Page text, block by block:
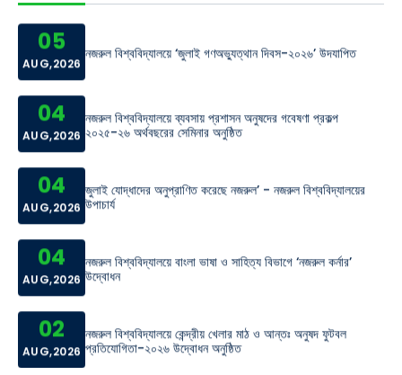
04
AUG,2026
জুলাই যোদ্ধাদের অনুপ্রাণিত করেছে নজরুল’ - নজরুল বিশ্ববিদ্যালয়ের
উপাচার্য
04
AUG,2026
নজরুল বিশ্ববিদ্যালয়ে বাংলা ভাষা ও সাহিত্য বিভাগে ‘নজরুল কর্নার’
উদ্বোধন
02
AUG,2026
নজরুল বিশ্ববিদ্যালয়ে কেন্দ্রীয় খেলার মাঠ ও আন্তঃ অনুষদ ফুটবল
প্রতিযোগিতা-২০২৬ উদ্বোধন অনুষ্ঠিত